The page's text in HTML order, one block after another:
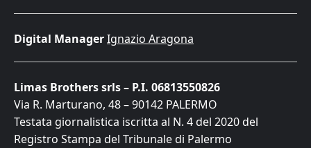
Digital ManagerIgnazio Aragona
Limas Brothers srls – P.I. 06813550826
Via R. Marturano, 48 – 90142 PALERMO
Testata giornalistica iscritta al N. 4 del 2020 del
Registro Stampa del Tribunale di Palermo